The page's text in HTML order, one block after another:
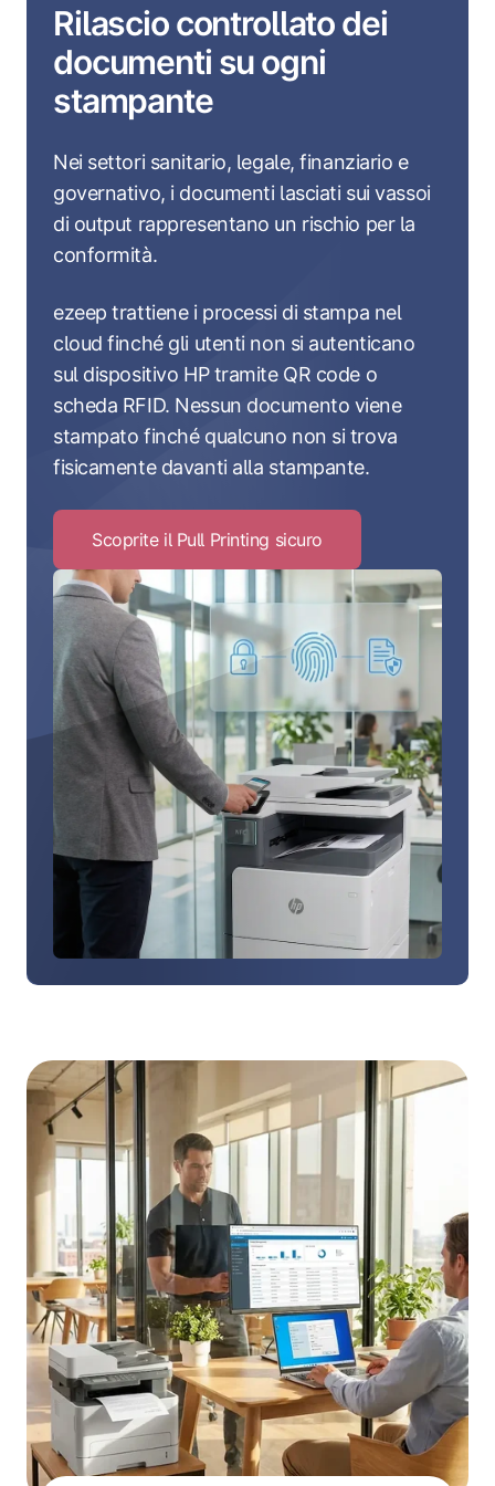
Rilascio controllato dei
documenti su ogni
stampante
Nei settori sanitario, legale, finanziario e
governativo, i documenti lasciati sui vassoi
di output rappresentano un rischio per la
conformità.
ezeep trattiene i processi di stampa nel
cloud finché gli utenti non si autenticano
sul dispositivo HP tramite QR code o
scheda RFID. Nessun documento viene
stampato finché qualcuno non si trova
fisicamente davanti alla stampante.
Scoprite il Pull Printing sicuro
to
Scoprite
Pull
Printing
sicuro